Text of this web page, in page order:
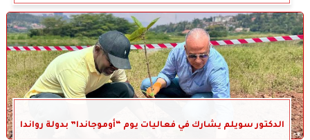
الدكتور سويلم يشارك في فعاليات يوم “أوموجاندا” بدولة رواندا